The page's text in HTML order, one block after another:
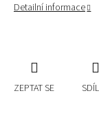
Detailní informace
ZEPTAT SE